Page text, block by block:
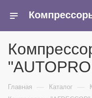
Главная — Каталог —